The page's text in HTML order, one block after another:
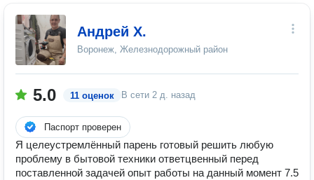
Андрей Х.
Воронеж, Железнодорожный район
5.0 11 оценок В сети 2 д. назад
Паспорт проверен
Я целеустремлённый парень готовый решить любую
проблему в бытовой техники ответцвенный перед
поставленной задачей опыт работы на данный момент 7.5